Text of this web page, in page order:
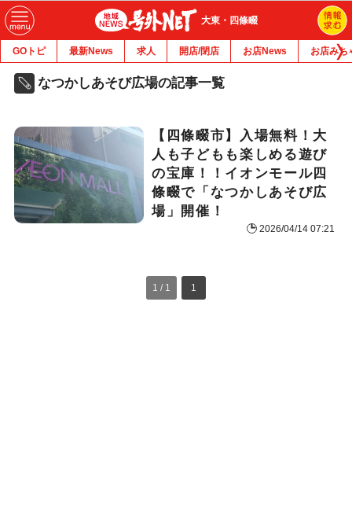
大東・四條畷
GOトピ 最新News 求人 開店/閉店 お店News お店みち
なつかしあそび広場の記事一覧
【四條畷市】入場無料！大
人も子どもも楽しめる遊び
の宝庫！！イオンモール四
條畷で「なつかしあそび広
場」開催！
2026/04/14 07:21
1 / 1 1